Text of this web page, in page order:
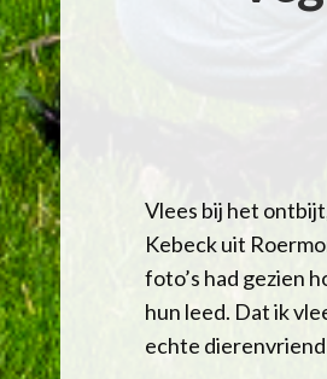
Vlees bij het
Kebeck uit
foto’s had gezien
hun leed. Dat ik
echte dierenvriend